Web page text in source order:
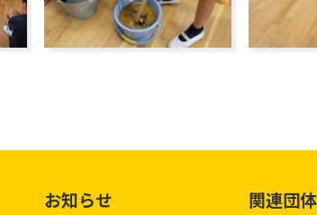
お知らせ 関連団体